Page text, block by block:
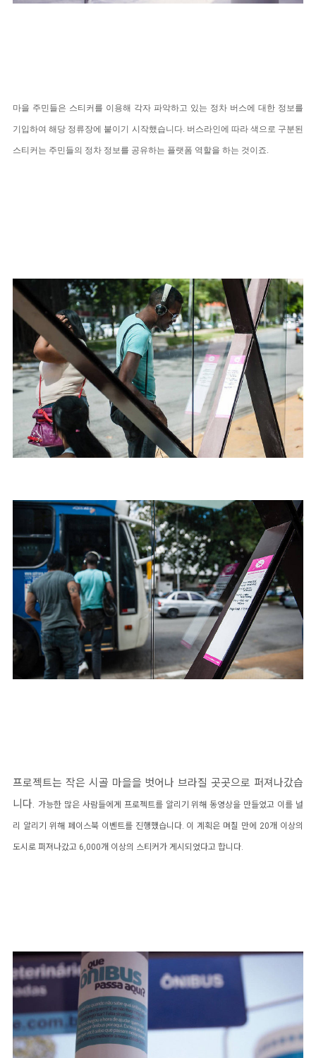
마을 주민들은 스티커를 이용해 각자 파악하고 있는 정차 버스에 대한 정보를
기입하여 해당 정류장에 붙이기 시작했습니다. 버스라인에 따라 색으로 구분된
스티커는 주민들의 정차 정보를 공유하는 플랫폼 역할을 하는 것이죠.
프로젝트는 작은 시골 마을을 벗어나 브라질 곳곳으로 퍼져나갔습
니다. 가능한 많은 사람들에게 프로젝트를 알리기 위해 동영상을 만들었고 이를 널
리 알리기 위해 페이스북 이벤트를 진행했습니다. 이 계획은 며칠 만에 20개 이상의
도시로 퍼져나갔고 6,000개 이상의 스티커가 게시되었다고 합니다.